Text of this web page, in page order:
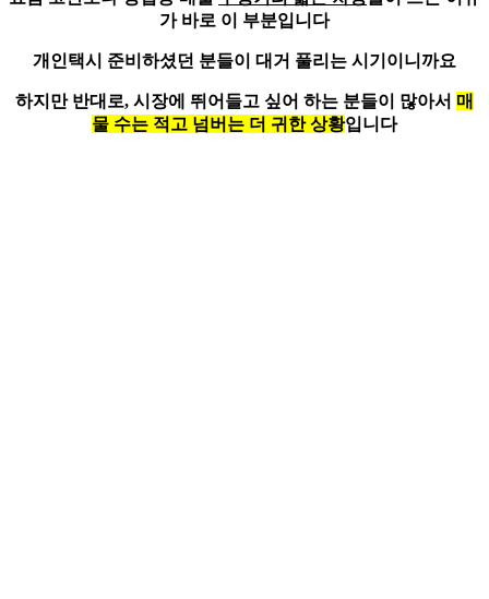
가 바로 이 부분입니다
개인택시 준비하셨던 분들이 대거 풀리는 시기이니까요
하지만 반대로, 시장에 뛰어들고 싶어 하는 분들이 많아서 매
물 수는 적고 넘버는 더 귀한 상황입니다